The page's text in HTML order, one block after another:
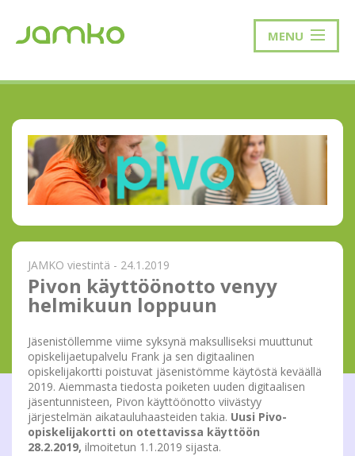
MENU
JAMKO viestintä - 24.1.2019
Pivon käyttöönotto venyy
helmikuun loppuun
Jäsenistöllemme viime syksynä maksulliseksi muuttunut
opiskelijaetupalvelu Frank ja sen digitaalinen
opiskelijakortti poistuvat jäsenistömme käytöstä keväällä
2019. Aiemmasta tiedosta poiketen uuden digitaalisen
jäsentunnisteen, Pivon käyttöönotto viivästyy
järjestelmän aikatauluhaasteiden takia. Uusi Pivo-
opiskelijakortti on otettavissa käyttöön
28.2.2019, ilmoitetun 1.1.2019 sijasta.